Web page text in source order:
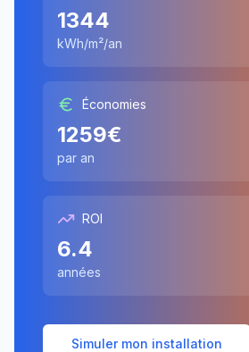
1344
kWh/m²/an
Économies
1259€
par an
ROI
6.4
années
Simuler mon installation